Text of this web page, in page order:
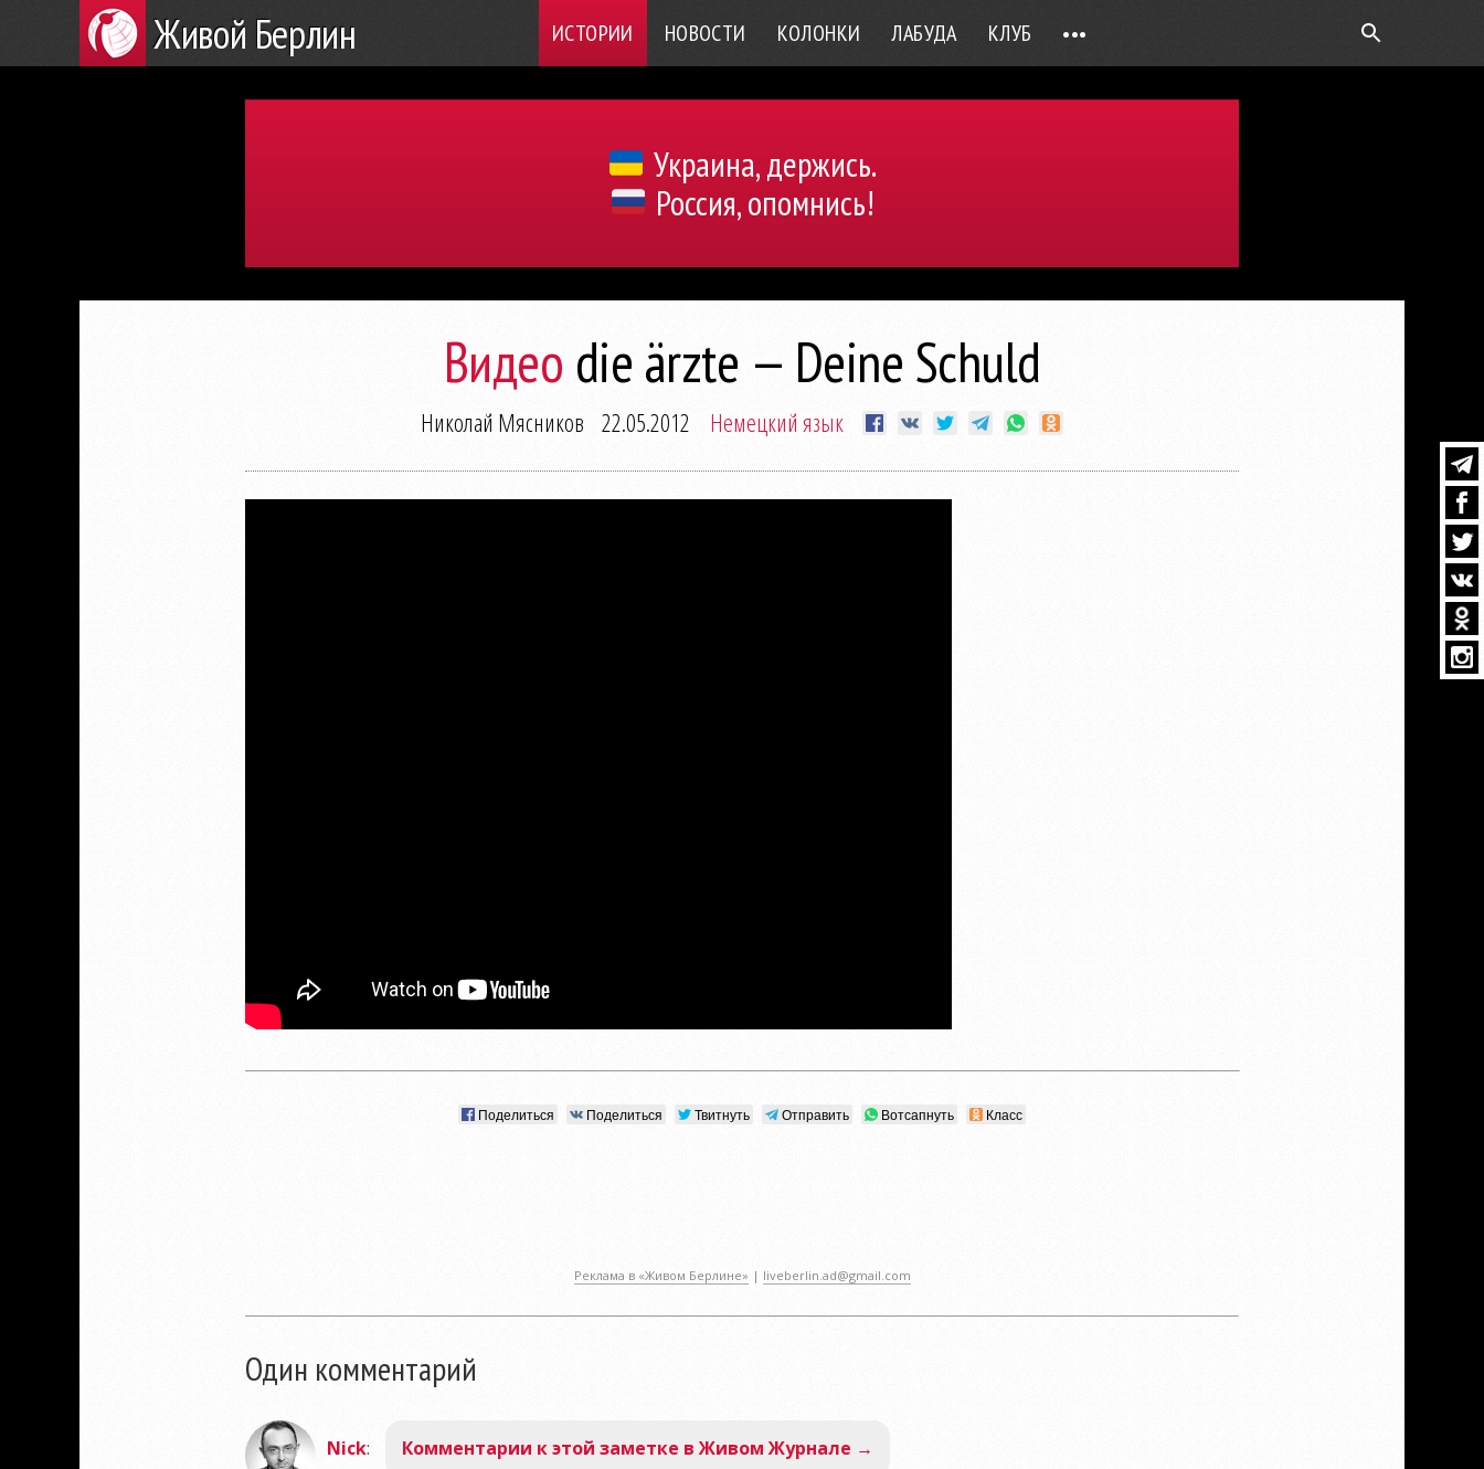
Живой Берлин ИСТОРИИ НОВОСТИ КОЛОНКИ ЛАБУДА КЛУБ •••
Украина, держись.
Россия, опомнись!
Видео die ärzte — Deine Schuld
Николай Мясников 22.05.2012 Немецкий язык
Поделиться Поделиться Твитнуть Отправить Вотсапнуть Класс
Реклама в «Живом Берлине» | liveberlin.ad@gmail.com
Один комментарий
Nick: Комментарии к этой заметке в Живом Журнале →